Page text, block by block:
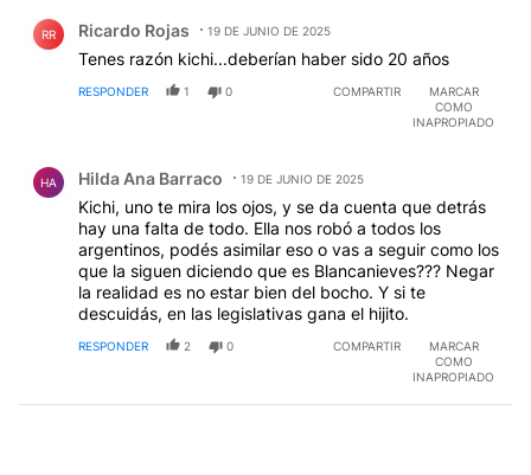
RR Ricardo Rojas 19 DE JUNIO DE 2025
Tenes razón kichi...deberían haber sido 20 años
RESPONDER 1 0 COMPARTIR
MARCAR
COMO
INAPROPIADO
HA Hilda Ana Barraco 19 DE JUNIO DE 2025
Kichi, uno te mira los ojos, y se da cuenta que detrás
hay una falta de todo. Ella nos robó a todos los
argentinos, podés asimilar eso o vas a seguir como los
que la siguen diciendo que es Blancanieves??? Negar
la realidad es no estar bien del bocho. Y si te
descuidás, en las legislativas gana el hijito.
RESPONDER 2 0 COMPARTIR
MARCAR
COMO
INAPROPIADO